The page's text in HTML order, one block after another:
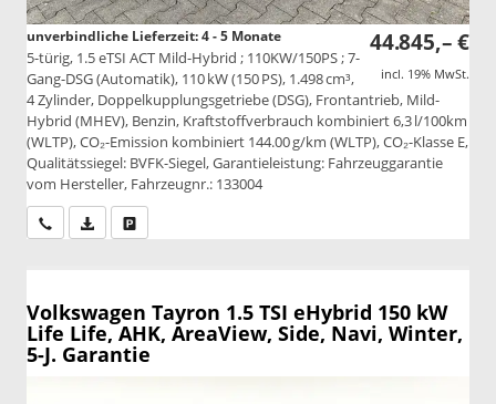
44.845,– €
incl. 19% MwSt.
unverbindliche Lieferzeit: 4 - 5 Monate
5-türig, 1.5 eTSI ACT Mild-Hybrid ; 110KW/150PS ; 7-
Gang-DSG (Automatik), 110 kW (150 PS), 1.498 cm³,
4 Zylinder, Doppelkupplungsgetriebe (DSG), Frontantrieb, Mild-
Hybrid (MHEV), Benzin, Kraftstoffverbrauch kombiniert 6,3 l/100km
(WLTP), CO₂-Emission kombiniert 144.00 g/km (WLTP), CO₂-Klasse E,
Qualitätssiegel: BVFK-Siegel, Garantieleistung: Fahrzeuggarantie
vom Hersteller, Fahrzeugnr.: 133004
Wir rufen Sie anPDF-Datei, Fahrzeugexposé drucken
Volkswagen Tayron 1.5 TSI eHybrid 150 kW
Life Life, AHK, AreaView, Side, Navi, Winter,
5-J. Garantie